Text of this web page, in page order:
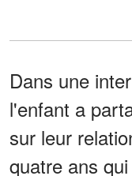
Dans une
l'enfant a
sur leur
quatre ans